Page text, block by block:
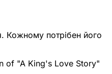
Кожному потрібен його
of "A King's Love Story"